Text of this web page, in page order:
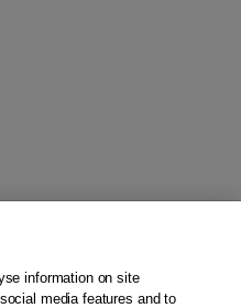
information on site
media features and to